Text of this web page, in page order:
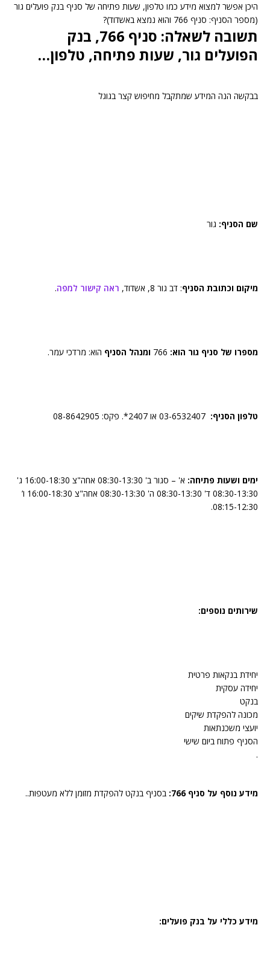
היכן אפשר למצוא מידע כמו טלפון, שעות פתיחה של סניף בנק פועלים גור
(מספר הסניף: סניף 766 והוא נמצא באשדוד)?
תשובה לשאלה: סניף 766, בנק
הפועלים גור, שעות פתיחה, טלפון…
בבקשה הנה המידע שמתקבל מחיפוש קצר בגוגל
שם הסניף: גור
מיקום וכתובת הסניף: דב גור 8, אשדוד, ראה קישור למפה.
מספרו של סניף גור הוא: ומנהל הסניף הוא: מרדכי עמר.
טלפון הסניף:
ימים ושעות פתיחה:
א' – סגור ב' 08:30-13:30 אחה"צ 16:00-18:30 ג'
08:30-13:30 ד' 08:30-13:30 ה' 08:30-13:30 אחה"צ 16:00-18:30 ו’
08:15-12:30.
שירותים נוספים:
יחידת בנקאות פרטית
יחידה עסקית
בנקט
מכונה להפקדת שיקים
יועצי משכנתאות
הסניף פתוח ביום שישי
.
מידע נוסף על סניף 766: בסניף בנקט להפקדת מזומן ללא מעטפות..
מידע כללי על בנק פועלים: